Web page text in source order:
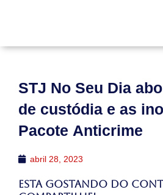
STJ No Seu Dia
de custódia e as
Pacote Anticrime
abril 28, 2023
Esta gostando do